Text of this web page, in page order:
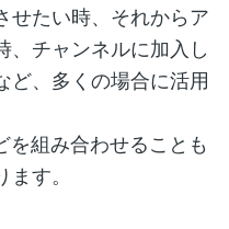
せたい時、それからア
、チャンネルに加入し
ど、多くの場合に活用
を組み合わせることも
す。